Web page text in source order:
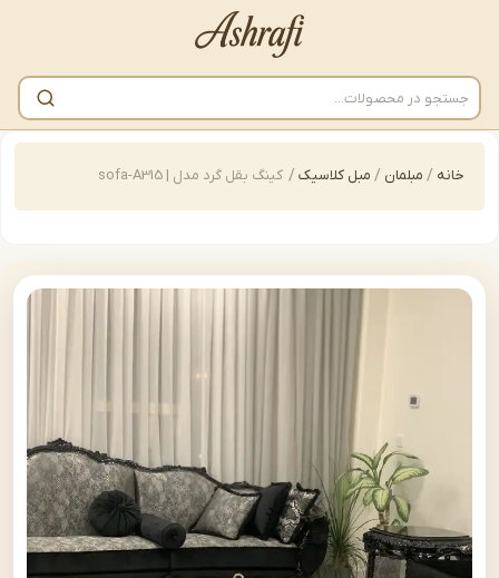
مبلمان/مبل کلاسیک/ کینگ بقل گرد مدل | sofa-A315